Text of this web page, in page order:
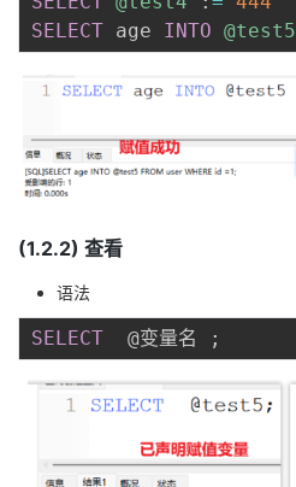
SELECT age INTO @test5
(1.2.2) 查看
语法
SELECT
  @变量名
;